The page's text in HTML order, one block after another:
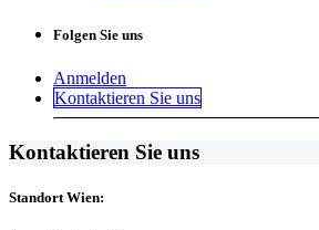
Folgen Sie uns
Anmelden
Kontaktieren Sie uns
Kontaktieren Sie uns
Standort Wien: